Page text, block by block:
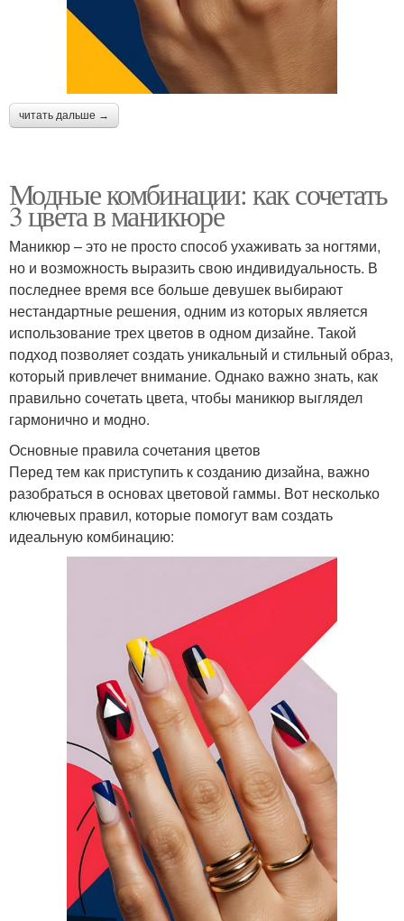
читать дальше →
Модные комбинации: как сочетать
3 цвета в маникюре
Маникюр – это не просто способ ухаживать за ногтями,
но и возможность выразить свою индивидуальность. В
последнее время все больше девушек выбирают
нестандартные решения, одним из которых является
использование трех цветов в одном дизайне. Такой
подход позволяет создать уникальный и стильный образ,
который привлечет внимание. Однако важно знать, как
правильно сочетать цвета, чтобы маникюр выглядел
гармонично и модно.
Основные правила сочетания цветов
Перед тем как приступить к созданию дизайна, важно
разобраться в основах цветовой гаммы. Вот несколько
ключевых правил, которые помогут вам создать
идеальную комбинацию: